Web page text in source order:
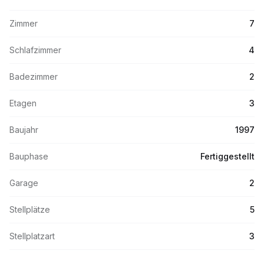
Zimmer 7
Schlafzimmer 4
Badezimmer 2
Etagen 3
Baujahr 1997
Bauphase Fertiggestellt
Garage 2
Stellplätze 5
Stellplatzart 3